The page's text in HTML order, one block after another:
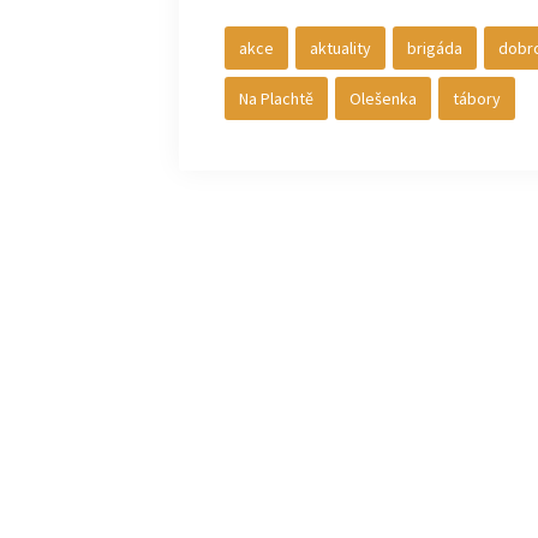
akce aktuality brigáda
Na Plachtě Olešenka tábory